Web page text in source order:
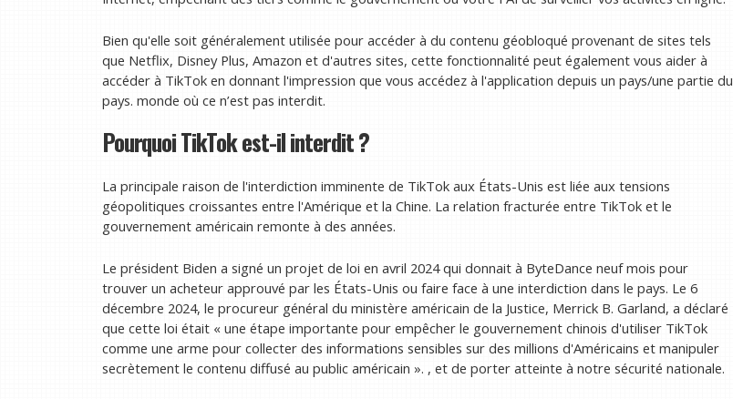
Bien qu'elle soit généralement utilisée pour accéder à du contenu géobloqué provenant de sites tels
que Netflix, Disney Plus, Amazon et d'autres sites, cette fonctionnalité peut également vous aider à
accéder à TikTok en donnant l'impression que vous accédez à l'application depuis un pays/une partie du
pays. monde où ce n’est pas interdit.
Pourquoi TikTok est-il interdit ?
La principale raison de l'interdiction imminente de TikTok aux États-Unis est liée aux tensions
géopolitiques croissantes entre l'Amérique et la Chine. La relation fracturée entre TikTok et le
gouvernement américain remonte à des années.
Le président Biden a signé un projet de loi en avril 2024 qui donnait à ByteDance neuf mois pour
trouver un acheteur approuvé par les États-Unis ou faire face à une interdiction dans le pays. Le 6
décembre 2024, le procureur général du ministère américain de la Justice, Merrick B. Garland, a déclaré
que cette loi était « une étape importante pour empêcher le gouvernement chinois d'utiliser TikTok
comme une arme pour collecter des informations sensibles sur des millions d'Américains et manipuler
secrètement le contenu diffusé au public américain ». , et de porter atteinte à notre sécurité nationale.